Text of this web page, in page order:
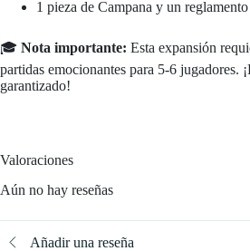
1 pieza de Campana y un
🎓 Nota importante: Esta expansión
partidas emocionantes para 5-6 jugadores.
garantizado!
Valoraciones
Aún no hay reseñas
Añadir una reseña